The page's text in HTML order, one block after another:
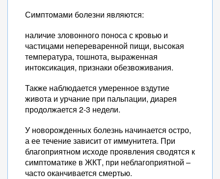
Симптомами болезни являются:
наличие зловонного поноса с кровью и
частицами непереваренной пищи, высокая
температура, тошнота, выраженная
интоксикация, признаки обезвоживания.
Также наблюдается умеренное вздутие
живота и урчание при пальпации, диарея
продолжается 2-3 недели.
У новорожденных болезнь начинается остро,
а ее течение зависит от иммунитета. При
благоприятном исходе проявления сводятся к
симптоматике в ЖКТ, при неблагоприятной –
часто оканчивается смертью.